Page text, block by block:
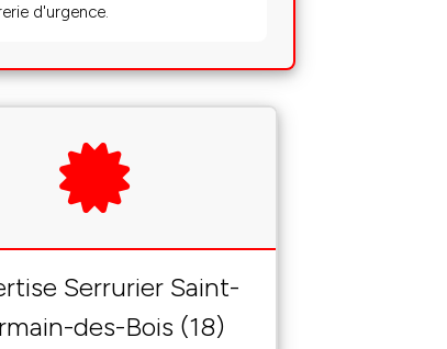
d'urgence.
Serrurier Saint-
des-Bois (18)